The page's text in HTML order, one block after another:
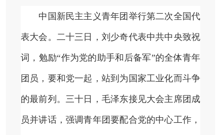
中国新民主主义青年团举行第二次全国代
表大会。二十三日，刘少奇代表中共中央致祝
词，勉励“作为党的助手和后备军”的全体青年
团员，要和党一起，站到为国家工业化而斗争
的最前列。三十日，毛泽东接见大会主席团成
员并讲话，强调青年团要配合党的中心工作，